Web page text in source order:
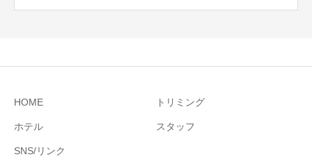
HOME トリミング
ホテル スタッフ
SNS/リンク